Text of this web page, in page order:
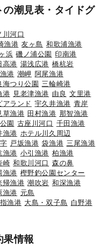
潮見表・タイドグ
川河口
漁港 友ヶ島 和歌浦漁港
浜 磯ノ浦公園 印南港
高港 湯浅広港 橋杭岩
港 潮岬 阿尾漁港
海つり公園 三輪崎港
港 見老津漁港 由良 文里港
アランド 宇久井漁港 青岸
草漁港 田村漁港 那智漁港
園 古座川河口 千田漁港
漁港 ホテル川久周辺
戸坂漁港 袋漁港 三尾漁港
漁港 小引漁港 柏漁港
崎 和歌川河口 森の鼻
漁港 樫野釣公園センター
帰漁港 潮吹岩 和深漁港
漁港 元島
漁港 大島・双子島 白野港
果情報